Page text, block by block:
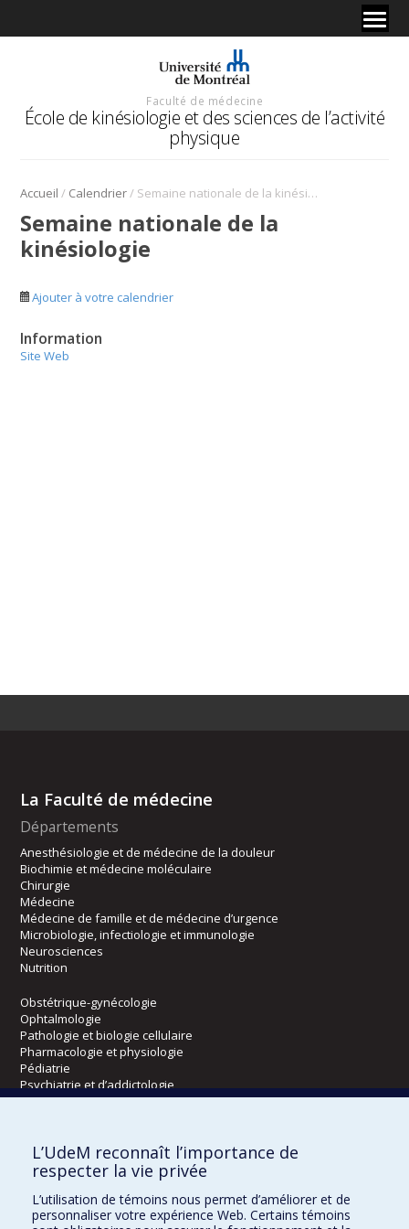
Faculté de médecine
École de kinésiologie et des sciences de l’activité
physique
Accueil / Calendrier/ Semaine nationale de la kinésiologie
Semaine nationale de la
kinésiologie
Ajouter à votre calendrier
Information
Site Web
La Faculté de médecine
Départements
Anesthésiologie et de médecine de la douleur
Biochimie et médecine moléculaire
Chirurgie
Médecine
Médecine de famille et de médecine d’urgence
Microbiologie, infectiologie et immunologie
Neurosciences
Nutrition
Obstétrique-gynécologie
Ophtalmologie
Pathologie et biologie cellulaire
Pharmacologie et physiologie
Pédiatrie
Psychiatrie et d’addictologie
Radiologie, radio-oncologie et médecine nucléaire
Écoles
Orthophonie et audiologie
Réadaptation
L’UdeM reconnaît l’importance de
respecter la vie privée
L’utilisation de témoins nous permet d’améliorer et de
personnaliser votre expérience Web. Certains témoins